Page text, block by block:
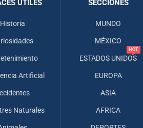
ÚTILES
Historia
Artificial
Naturales
SECCIONES
MUNDO
MÉXICO
ESTADOS UNIDOS
HOT
EUROPA
ASIA
AFRICA